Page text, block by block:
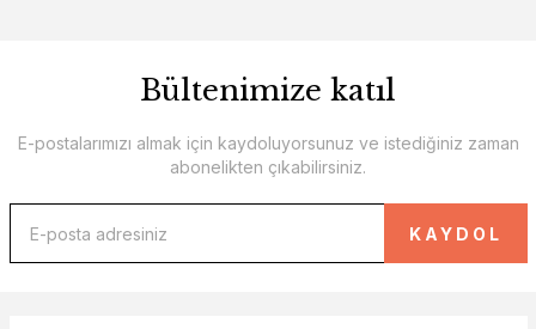
Bültenimize katıl
E-postalarımızı almak için kaydoluyorsunuz ve istediğiniz zaman
abonelikten çıkabilirsiniz.
KAYDOL